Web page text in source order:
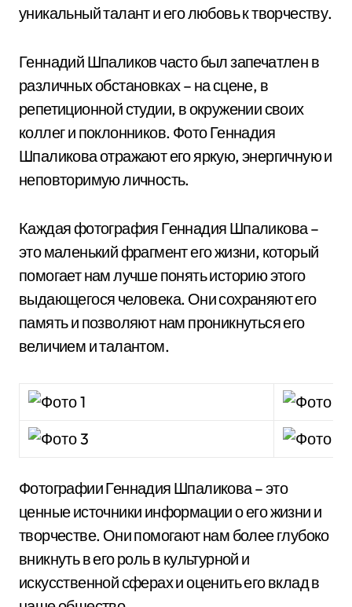
уникальный талант и его любовь к творчеству.
Геннадий Шпаликов часто был запечатлен в
различных обстановках – на сцене, в
репетиционной студии, в окружении своих
коллег и поклонников. Фото Геннадия
Шпаликова отражают его яркую, энергичную и
неповторимую личность.
Каждая фотография Геннадия Шпаликова –
это маленький фрагмент его жизни, который
помогает нам лучше понять историю этого
выдающегося человека. Они сохраняют его
память и позволяют нам проникнуться его
величием и талантом.
Фотографии Геннадия Шпаликова – это
ценные источники информации о его жизни и
творчестве. Они помогают нам более глубоко
вникнуть в его роль в культурной и
искусственной сферах и оценить его вклад в